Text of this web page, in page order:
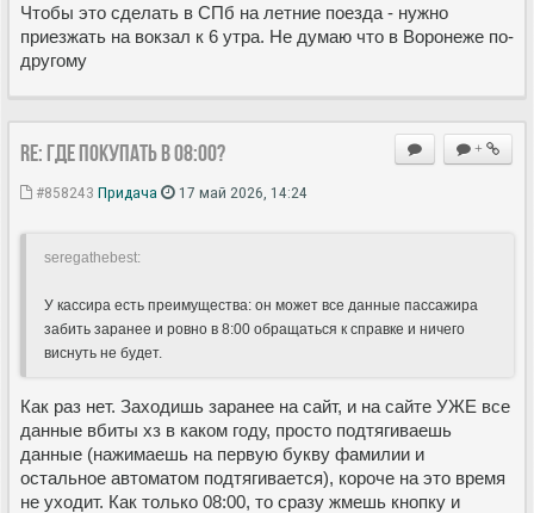
Чтобы это сделать в СПб на летние поезда - нужно
приезжать на вокзал к 6 утра. Не думаю что в Воронеже по-
другому
+
Re: Где покупать в 08:00?
#858243 Придача 17 май 2026, 14:24
seregathebest:
У кассира есть преимущества: он может все данные пассажира
забить заранее и ровно в 8:00 обращаться к справке и ничего
виснуть не будет.
Как раз нет. Заходишь заранее на сайт, и на сайте УЖЕ все
данные вбиты хз в каком году, просто подтягиваешь
данные (нажимаешь на первую букву фамилии и
остальное автоматом подтягивается), короче на это время
не уходит. Как только 08:00, то сразу жмешь кнопку и